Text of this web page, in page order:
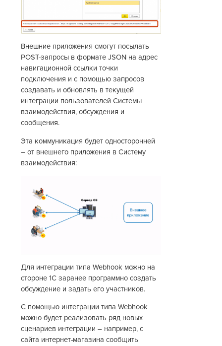
Внешние приложения смогут посылать
POST-запросы в формате JSON на адрес
навигационной ссылки точки
подключения и с помощью запросов
создавать и обновлять в текущей
интеграции пользователей Системы
взаимодействия, обсуждения и
сообщения.
Эта коммуникация будет односторонней
– от внешнего приложения в Систему
взаимодействия:
Для интеграции типа Webhook можно на
стороне 1С заранее программно создать
обсуждение и задать его участников.
С помощью интеграции типа Webhook
можно будет реализовать ряд новых
сценариев интеграции – например, с
сайта интернет-магазина сообщить